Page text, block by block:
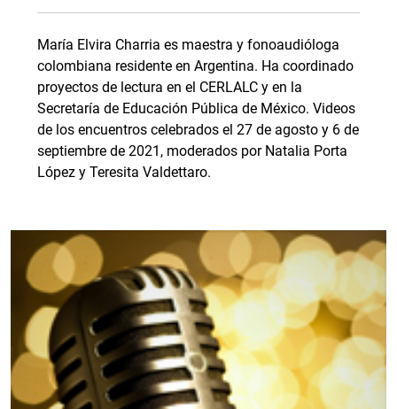
María Elvira Charria es maestra y fonoaudióloga
colombiana residente en Argentina. Ha coordinado
proyectos de lectura en el CERLALC y en la
Secretaría de Educación Pública de México. Videos
de los encuentros celebrados el 27 de agosto y 6 de
septiembre de 2021, moderados por Natalia Porta
López y Teresita Valdettaro.